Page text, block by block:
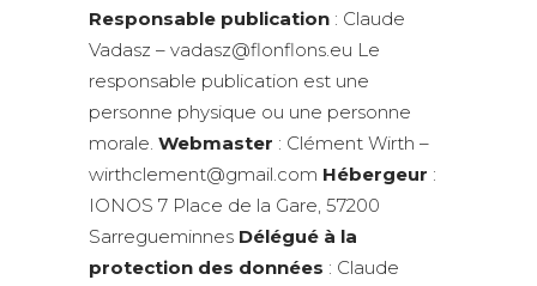
Responsable publication : Claude
Vadasz – vadasz@flonflons.eu Le
responsable publication est une
personne physique ou une personne
morale. Webmaster : Clément Wirth –
wirthclement@gmail.com Hébergeur :
IONOS 7 Place de la Gare, 57200
Sarregueminnes Délégué à la
protection des données : Claude